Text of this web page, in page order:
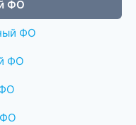
ФО
ФО
ФО
ФО